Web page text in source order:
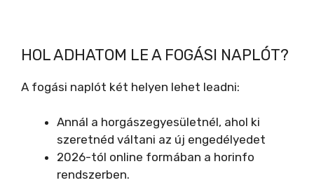
HOL ADHATOM LE A FOGÁSI NAPLÓT?
A fogási naplót két helyen lehet leadni:
Annál a horgászegyesületnél, ahol ki
szeretnéd váltani az új engedélyedet
2026-tól online formában a horinfo
rendszerben.